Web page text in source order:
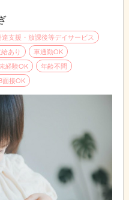
達支援・放課後等デイサービス
あり
車通勤OK
未経験OK
年齢不問
面接OK